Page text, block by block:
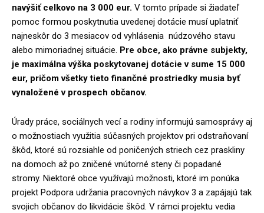
navýšiť celkovo na 3 000 eur. V tomto prípade si žiadateľ
pomoc formou poskytnutia uvedenej dotácie musí uplatniť
najneskôr do 3 mesiacov od vyhlásenia núdzového stavu
alebo mimoriadnej situácie. Pre obce, ako právne subjekty,
je maximálna výška poskytovanej dotácie v sume 15 000
eur, pričom všetky tieto finančné prostriedky musia byť
vynaložené v prospech občanov.
Úrady práce, sociálnych vecí a rodiny informujú samosprávy aj
o možnostiach využitia súčasných projektov pri odstraňovaní
škôd, ktoré sú rozsiahle od poničených striech cez praskliny
na domoch až po zničené vnútorné steny či popadané
stromy. Niektoré obce využívajú možnosti, ktoré im ponúka
projekt Podpora udržania pracovných návykov 3 a zapájajú tak
svojich občanov do likvidácie škôd. V rámci projektu vedia